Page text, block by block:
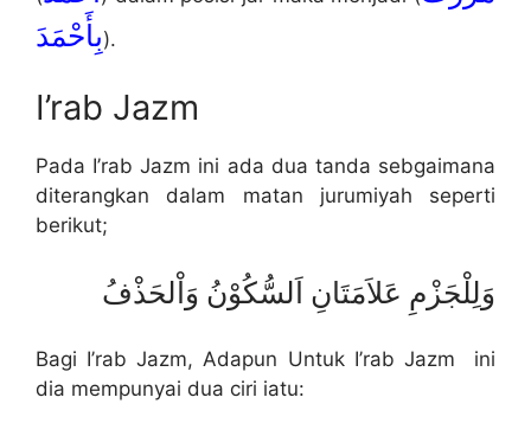
بِأَحْمَدَ).
I’rab Jazm
Pada I’rab Jazm ini ada dua tanda sebgaimana
diterangkan dalam matan jurumiyah seperti
berikut;
وَلِلْجَزْمِ عَلاَمَتَانِ اَلسُّكُوْنُ وَاْلحَذْفُ
Bagi I’rab Jazm, Adapun Untuk I’rab Jazm ini
dia mempunyai dua ciri iatu: